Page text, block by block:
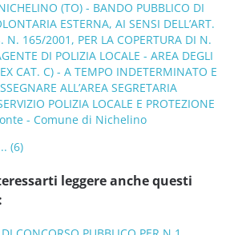
(TO) - BANDO PUBBLICO DI
ESTERNA, AI SENSI DELL’ART.
N. 165/2001, PER LA COPERTURA DI N.
DI POLIZIA LOCALE - AREA DEGLI
CAT. C) - A TEMPO INDETERMINATO E
ALL’AREA SEGRETARIA
POLIZIA LOCALE E PROTEZIONE
- Comune di Nichelino
(6)
leggere anche questi